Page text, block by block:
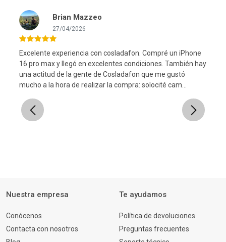
Previous
Brian Mazzeo
27/04/2026
Excelente experiencia con cosladafon. Compré un iPhone
16 pro max y llegó en excelentes condiciones. También hay
una actitud de la gente de Cosladafon que me gustó
mucho a la hora de realizar la compra: solocité cam...
Next
Nuestra empresa
Conócenos
Contacta con nosotros
Te ayudamos
Política de devoluciones
Preguntas frecuentes